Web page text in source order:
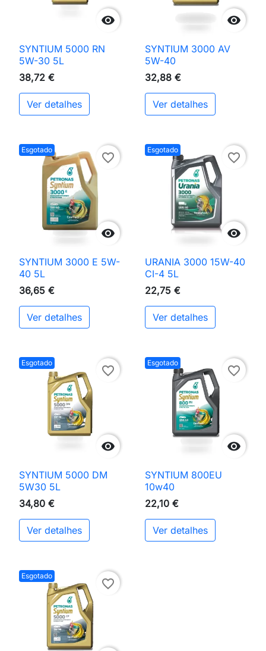

SYNTIUM 5000 RN
5W-30 5L
38,72 €
Ver detalhes

SYNTIUM 3000 AV
5W-40
32,88 €
Ver detalhes
Esgotado

favorite_border
SYNTIUM 3000 E 5W-
40 5L
36,65 €
Ver detalhes
Esgotado

favorite_border
URANIA 3000 15W-40
CI-4 5L
22,75 €
Ver detalhes
Esgotado

favorite_border
SYNTIUM 5000 DM
5W30 5L
34,80 €
Ver detalhes
Esgotado

favorite_border
SYNTIUM 800EU
10w40
22,10 €
Ver detalhes
Esgotado
favorite_border